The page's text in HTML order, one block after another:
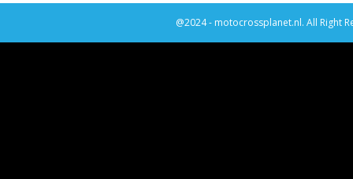
@2024 - motocrossplanet.nl. All Right